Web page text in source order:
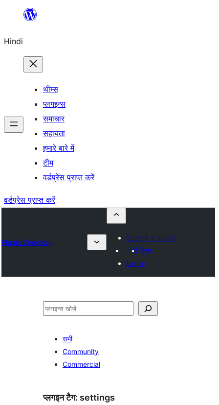
सामग्री
जाएं
Hindi
थीम्स
प्लगइन्स
समाचार
सहायता
हमारे बारे में
टीम
वर्डप्रेस प्राप्त करें
वर्डप्रेस प्राप्त करें
Plugin Directory
Submit a plugin
मेरे प्रिय
Log in
खोजें
सभी
Community
Commercial
प्लगइन टैग: settings